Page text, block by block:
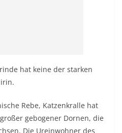
hat keine der starken
Rebe, Katzenkralle hat
gebogener Dornen, die
Die Ureinwohner des